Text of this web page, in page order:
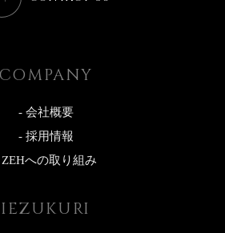
COMPANY
- 会社概要
- 採用情報
への取り組み
IEZUKURI